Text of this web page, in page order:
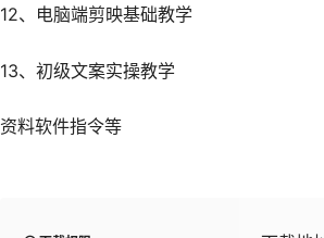
12、电脑端剪映基础教学
13、初级文案实操教学
资料软件指令等